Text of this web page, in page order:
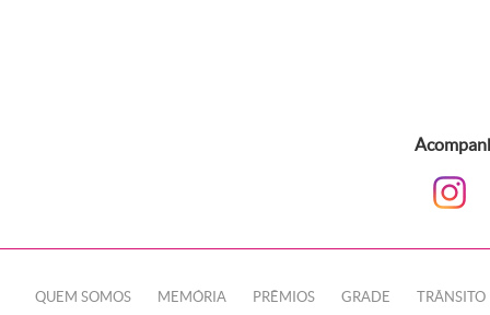
QUEM SOMOS MEMÓRIA PRÊMIOS GRADE TRÂNSITO